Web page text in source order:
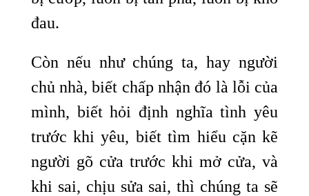
đau.
Còn nếu như chúng ta, hay người
chủ nhà, biết chấp nhận đó là lỗi của
mình, biết hỏi định nghĩa tình yêu
trước khi yêu, biết tìm hiểu cặn kẽ
người gõ cửa trước khi mở cửa, và
khi sai, chịu sửa sai, thì chúng ta sẽ